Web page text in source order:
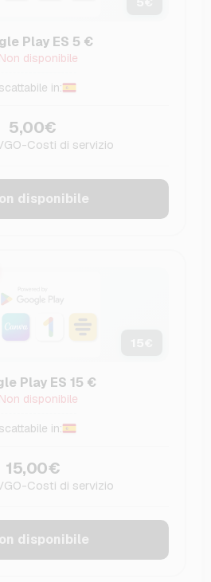
Play ES 5 €
Non disponibile
in:
5,00€
Costi di servizio
disponibile
Play ES 15 €
Non disponibile
in:
15,00€
Costi di servizio
disponibile